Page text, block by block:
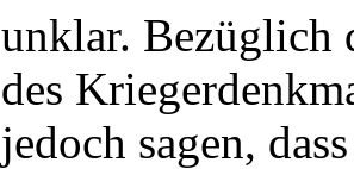
unklar. Bezüglich
des
jedoch sagen,